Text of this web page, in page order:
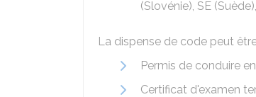
(Slovénie), SE
La dispense de code peut
Permis de conduire
Certificat d'examen